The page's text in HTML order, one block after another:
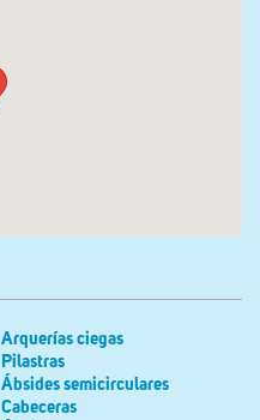
Arquerías ciegas
Pilastras
Ábsides semicirculares
Cabeceras